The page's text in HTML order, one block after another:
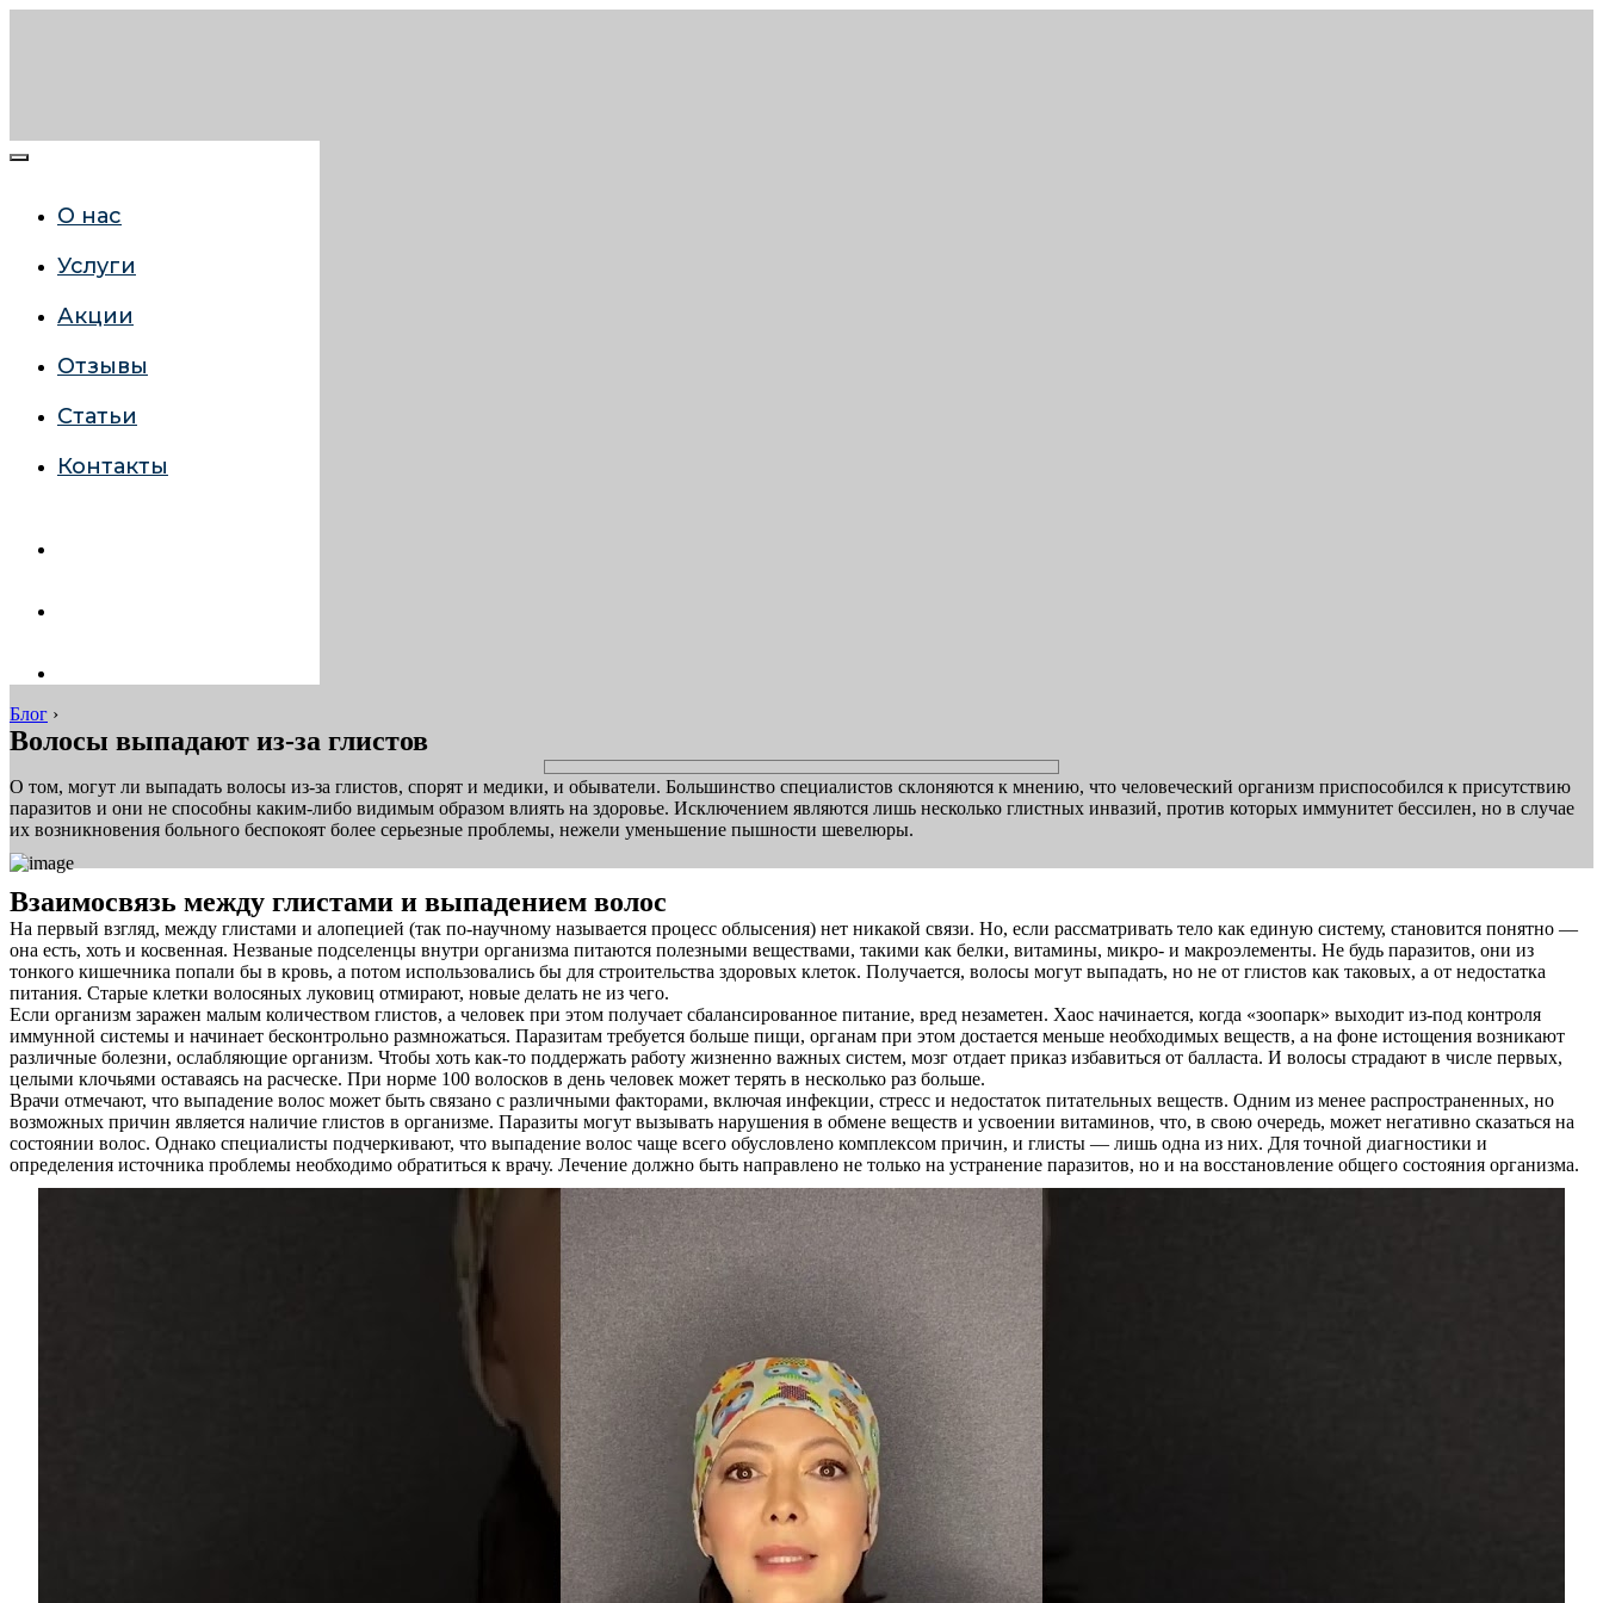
О нас
Услуги
Акции
Отзывы
Статьи
Контакты
Блог ›
Волосы выпадают из-за глистов
О том, могут ли выпадать волосы из-за глистов, спорят и медики, и обыватели. Большинство специалистов склоняются к мнению, что человеческий организм приспособился к присутствию
паразитов и они не способны каким-либо видимым образом влиять на здоровье. Исключением являются лишь несколько глистных инвазий, против которых иммунитет бессилен, но в случае
их возникновения больного беспокоят более серьезные проблемы, нежели уменьшение пышности шевелюры.
Взаимосвязь между глистами и выпадением волос
На первый взгляд, между глистами и алопецией (так по-научному называется процесс облысения) нет никакой связи. Но, если рассматривать тело как единую систему, становится понятно —
она есть, хоть и косвенная. Незваные подселенцы внутри организма питаются полезными веществами, такими как белки, витамины, микро- и макроэлементы. Не будь паразитов, они из
тонкого кишечника попали бы в кровь, а потом использовались бы для строительства здоровых клеток. Получается, волосы могут выпадать, но не от глистов как таковых, а от недостатка
питания. Старые клетки волосяных луковиц отмирают, новые делать не из чего.
Если организм заражен малым количеством глистов, а человек при этом получает сбалансированное питание, вред незаметен. Хаос начинается, когда «зоопарк» выходит из-под контроля
иммунной системы и начинает бесконтрольно размножаться. Паразитам требуется больше пищи, органам при этом достается меньше необходимых веществ, а на фоне истощения возникают
различные болезни, ослабляющие организм. Чтобы хоть как-то поддержать работу жизненно важных систем, мозг отдает приказ избавиться от балласта. И волосы страдают в числе первых,
целыми клочьями оставаясь на расческе. При норме 100 волосков в день человек может терять в несколько раз больше.
Врачи отмечают, что выпадение волос может быть связано с различными факторами, включая инфекции, стресс и недостаток питательных веществ. Одним из менее распространенных, но
возможных причин является наличие глистов в организме. Паразиты могут вызывать нарушения в обмене веществ и усвоении витаминов, что, в свою очередь, может негативно сказаться на
состоянии волос. Однако специалисты подчеркивают, что выпадение волос чаще всего обусловлено комплексом причин, и глисты — лишь одна из них. Для точной диагностики и
определения источника проблемы необходимо обратиться к врачу. Лечение должно быть направлено не только на устранение паразитов, но и на восстановление общего состояния организма.